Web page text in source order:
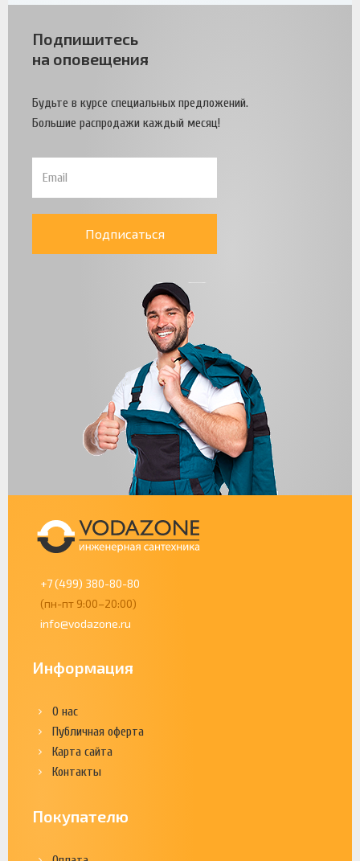
Подпишитесь
на оповещения
Будьте в курсе специальных предложений.
Большие распродажи каждый месяц!
Подписаться
+7 (499) 380-80-80
(пн-пт 9:00–20:00)
info@vodazone.ru
Информация
О нас
Публичная оферта
Карта сайта
Контакты
Покупателю